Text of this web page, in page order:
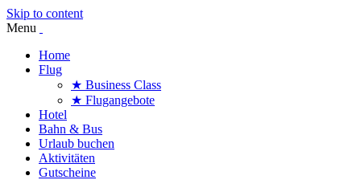
Skip to content
Menu
Home
Flug
★ Business Class
★ Flugangebote
Hotel
Bahn & Bus
Urlaub buchen
Aktivitäten
Gutscheine